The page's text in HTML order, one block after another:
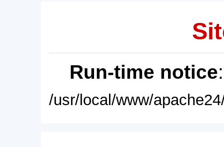
Run-time notice
/usr/local/www/